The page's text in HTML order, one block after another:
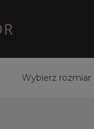
Wybierz rozmiar